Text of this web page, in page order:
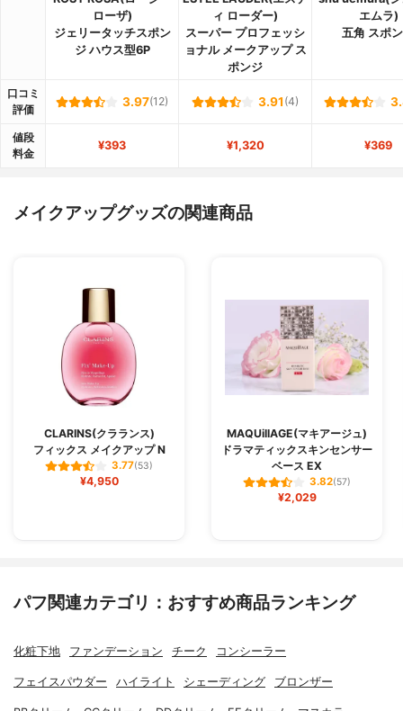
ローザ)
ジェリータッチスポン
ジ ハウス型6P
ィ ローダー)
スーパー プロフェッシ
ョナル メークアップ ス
ポンジ
エムラ)
五角 スポ
口コミ
評価
3.97(12) 3.91 (4)
値段
料金
¥393 ¥1,320 ¥369
メイクアップグッズの関連商品
CLARINS(クラランス)
フィックス メイクアップ N
3.77(53)
¥4,950
MAQUillAGE(マキアージュ)
ドラマティックスキンセンサー
ベース EX
3.82(57)
¥2,029
パフ関連カテゴリ：おすすめ商品ランキング
化粧下地 ファンデーション チーク コンシーラー
フェイスパウダー ハイライト シェーディング ブロンザー